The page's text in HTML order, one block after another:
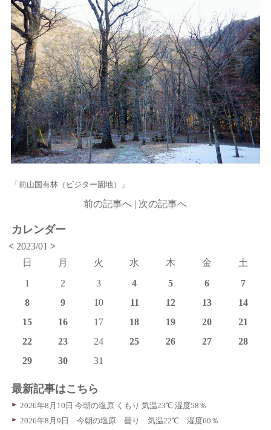
「前山国有林（ビジター園地）」
前の記事へ | 次の記事へ
カレンダー
< 2023/01>
日
月 火 水 木 金
土
1
2 3 4 5 6
7
8
9 10 11 12 13
14
15
16 17 18 19 20
21
22
23 24 25 26 27
28
29
30 31
最新記事はこちら
2026年8月10日 今朝の塩原 くもり 気温23℃ 湿度58％
2026年8月9日 今朝の塩原 曇り 気温22℃ 湿度60％